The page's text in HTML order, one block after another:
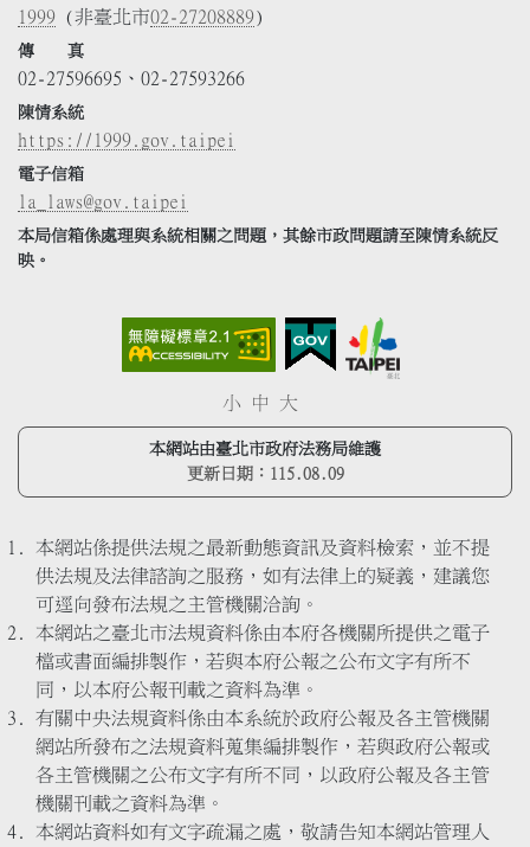
1999 (非臺北市02-27208889)
傳 真
02-27596695、02-27593266
陳情系統
https://1999.gov.taipei
電子信箱
la_laws@gov.taipei
本局信箱係處理與系統相關之問題，其餘市政問題請至陳情系統反
映。
小 中 大
本網站由臺北市政府法務局維護
更新日期： 115.08.09
本網站係提供法規之最新動態資訊及資料檢索，並不提
供法規及法律諮詢之服務，如有法律上的疑義，建議您
可逕向發布法規之主管機關洽詢。
本網站之臺北市法規資料係由本府各機關所提供之電子
檔或書面編排製作，若與本府公報之公布文字有所不
同，以本府公報刊載之資料為準。
有關中央法規資料係由本系統於政府公報及各主管機關
網站所發布之法規資料蒐集編排製作，若與政府公報或
各主管機關之公布文字有所不同，以政府公報及各主管
機關刊載之資料為準。
本網站資料如有文字疏漏之處，敬請告知本網站管理人